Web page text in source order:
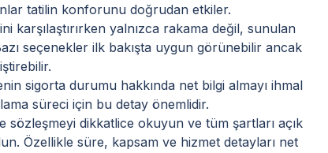
tatilin konforunu doğrudan etkiler.
karşılaştırırken yalnızca rakama değil, sunulan
seçenekler ilk bakışta uygun görünebilir ancak
sigorta durumu hakkında net bilgi almayı ihmal
süreci için bu detay önemlidir.
sözleşmeyi dikkatlice okuyun ve tüm şartları açık
Özellikle süre, kapsam ve hizmet detayları net